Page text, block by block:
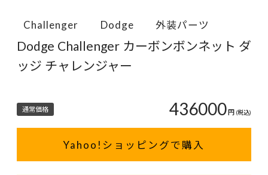
Challenger Dodge 外装パーツ
Dodge Challenger カーボンボンネット ダ
ッジ チャレンジャー
通常価格 436000円 (税込)
Yahoo!ショッピングで購入